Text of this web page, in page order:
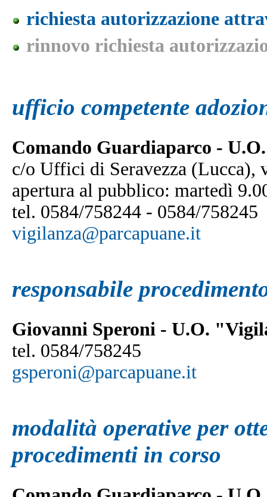
richiesta autorizzazione
rinnovo richiesta
ufficio competente
Comando Guardiaparco -
c/o Uffici di Seravezza (Lucca),
apertura al pubblico: martedì
tel. 0584/758244 - 0584/758245
vigilanza@parcapuane.it
responsabile
Giovanni Speroni - U.O.
tel. 0584/758245
gsperoni@parcapuane.it
modalità operative per
procedimenti in corso